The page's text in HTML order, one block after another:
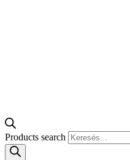
Products search